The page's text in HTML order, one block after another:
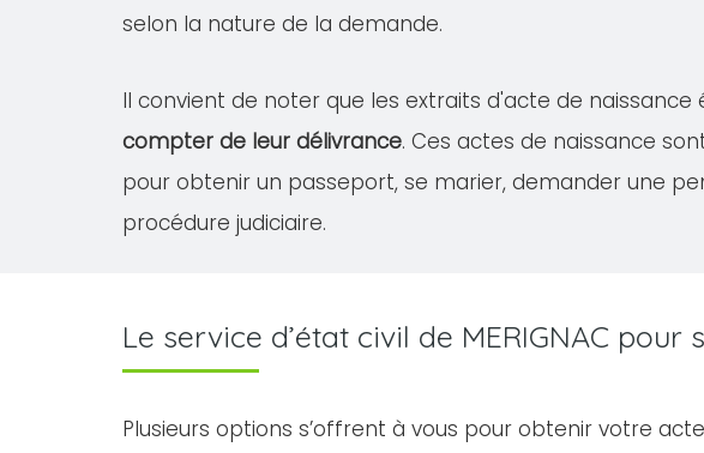
selon la nature de la demande.
Il convient de noter que les extraits d'acte de naissance
compter de leur délivrance. Ces actes de naissance
pour obtenir un passeport, se marier, demander une
procédure judiciaire.
Le service d’état civil de MERIGNAC pour
Plusieurs options s’offrent à vous pour obtenir votre